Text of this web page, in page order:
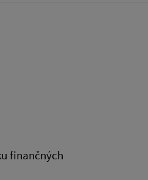
finančných